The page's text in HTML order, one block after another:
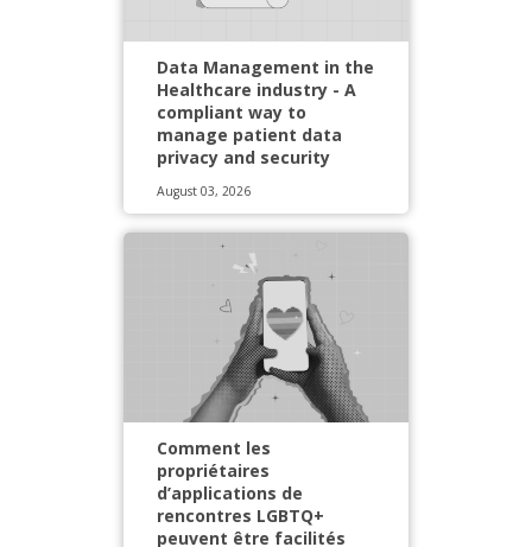
Data Management in the
Healthcare industry - A
compliant way to
manage patient data
privacy and security
August 03, 2026
Comment les
propriétaires
d’applications de
rencontres LGBTQ+
peuvent être facilités